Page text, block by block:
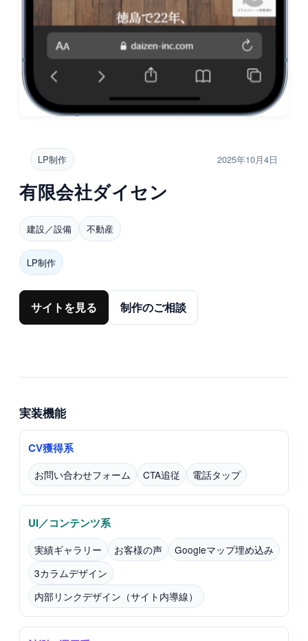
LP制作 2025年10月4日
有限会社ダイセン
建設／設備 不動産
LP制作
サイトを見る 制作のご相談
実装機能
CV獲得系
お問い合わせフォーム CTA追従 電話タップ
UI／コンテンツ系
実績ギャラリー お客様の声
Googleマップ埋め込み
3カラムデザイン
内部リンクデザイン（サイト内導線）